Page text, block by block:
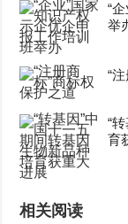
“
举
“
“
育
相关阅读